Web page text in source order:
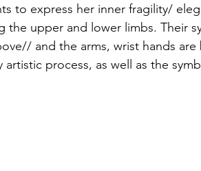
to express her inner fragility/
the upper and lower limbs. Their
and the arms, wrist hands
artistic process, as well as the